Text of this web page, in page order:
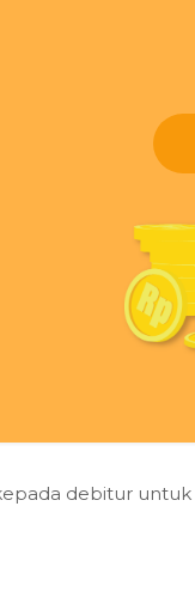
debitur untuk